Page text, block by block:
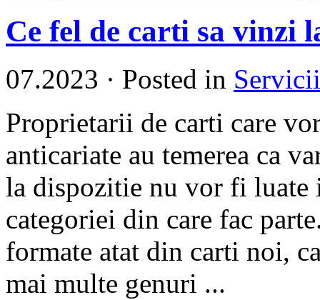
Ce fel de carti sa vinzi
07.2023 · Posted in
Proprietarii de carti care
anticariate au temerea ca
la dispozitie nu vor fi luate
categoriei din care fac
formate atat din carti noi,
mai multe genuri ...